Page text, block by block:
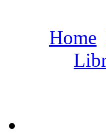
Home